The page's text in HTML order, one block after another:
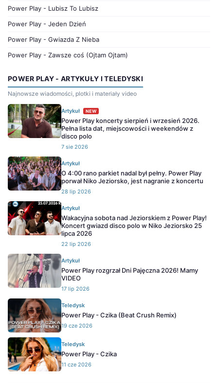
Power Play - Lubisz To Lubisz
Power Play - Jeden Dzień
Power Play - Gwiazda Z Nieba
Power Play - Zawsze coś (Ojtam Ojtam)
POWER PLAY - ARTYKUŁY I TELEDYSKI
Najnowsze wiadomości, plotki i materiały video
Artykuł NEW
Power Play koncerty sierpień i wrzesień 2026.
Pełna lista dat, miejscowości i weekendów z
disco polo
7 sie 2026
Artykuł
O 4:00 rano parkiet nadal był pełny. Power Play
porwał Niko Jeziorsko, jest nagranie z koncertu
28 lip 2026
Artykuł
Wakacyjna sobota nad Jeziorskiem z Power Play!
Koncert gwiazd disco polo w Niko Jeziorsko 25
lipca 2026
22 lip 2026
Artykuł
Power Play rozgrzał Dni Pajęczna 2026! Mamy
VIDEO
17 lip 2026
Teledysk
Power Play - Czika (Beat Crush Remix)
19 cze 2026
Teledysk
Power Play - Czika
11 cze 2026